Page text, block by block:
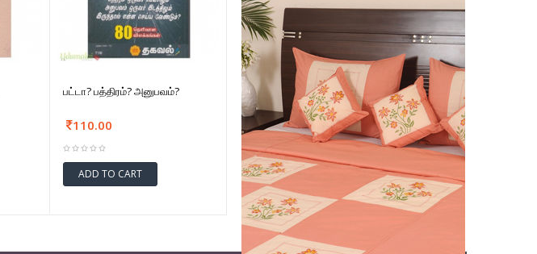
பட்டா? பத்திரம்? அனுபவம்?
110.00
ADD TO CART